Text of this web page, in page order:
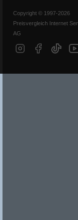
Copyright © 1997-2026
Preisvergleich Internet
AG